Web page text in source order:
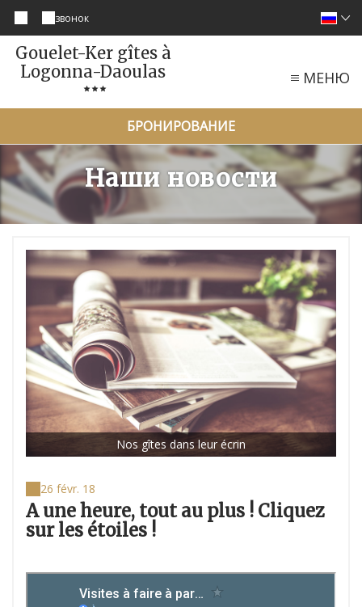
звонок
Gouelet-Ker gîtes à
Logonna-Daoulas
МЕНЮ
БРОНИРОВАНИЕ
Наши новости
Nos gîtes dans leur écrin
26 févr. 18
A une heure, tout au plus ! Cliquez
sur les étoiles !